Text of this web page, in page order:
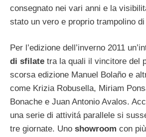
consegnato nei vari anni e la
stato un vero e proprio trampolino
Per l’edizione dell’inverno 2011
di sfilate tra la quali il vincitore del
scorsa edizione Manuel Bolaño e
come Krizia Robusella, Miriam
Bonache e Juan Antonio Avalos.
una serie di attivitá parallele si
tre giornate. Uno showroom con